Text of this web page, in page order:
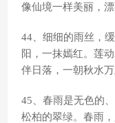
像仙境一样美丽，漂
44、细细的雨丝，
阳，一抹嫣红。莲
伴日落，一朝秋水万
45、春雨是无色的
松柏的翠绿。春雨